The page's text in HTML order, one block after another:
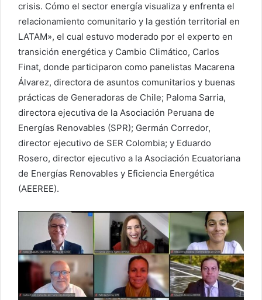
crisis. Cómo el sector energía visualiza y enfrenta el
relacionamiento comunitario y la gestión territorial en
LATAM», el cual estuvo moderado por el experto en
transición energética y Cambio Climático, Carlos
Finat, donde participaron como panelistas Macarena
Álvarez, directora de asuntos comunitarios y buenas
prácticas de Generadoras de Chile; Paloma Sarria,
directora ejecutiva de la Asociación Peruana de
Energías Renovables (SPR); Germán Corredor,
director ejecutivo de SER Colombia; y Eduardo
Rosero, director ejecutivo a la Asociación Ecuatoriana
de Energías Renovables y Eficiencia Energética
(AEEREE).